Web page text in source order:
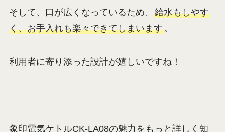
そして、口が広くなっているため、 給水もしやす
く、お手入れも楽々できてしまいます。
利用者に寄り添った設計が嬉しいですね！
象印電気ケトルCK-LA08の魅力をもっと詳しく知